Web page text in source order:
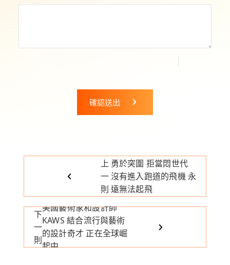
確認送出
上
一
則
勇於突圍 拒當悶世代
沒有進入跑道的飛機 永
遠無法起飛
下
一
則
美國藝術家和設計師
KAWS 結合流行與藝術
的設計奇才 正在全球崛
起中